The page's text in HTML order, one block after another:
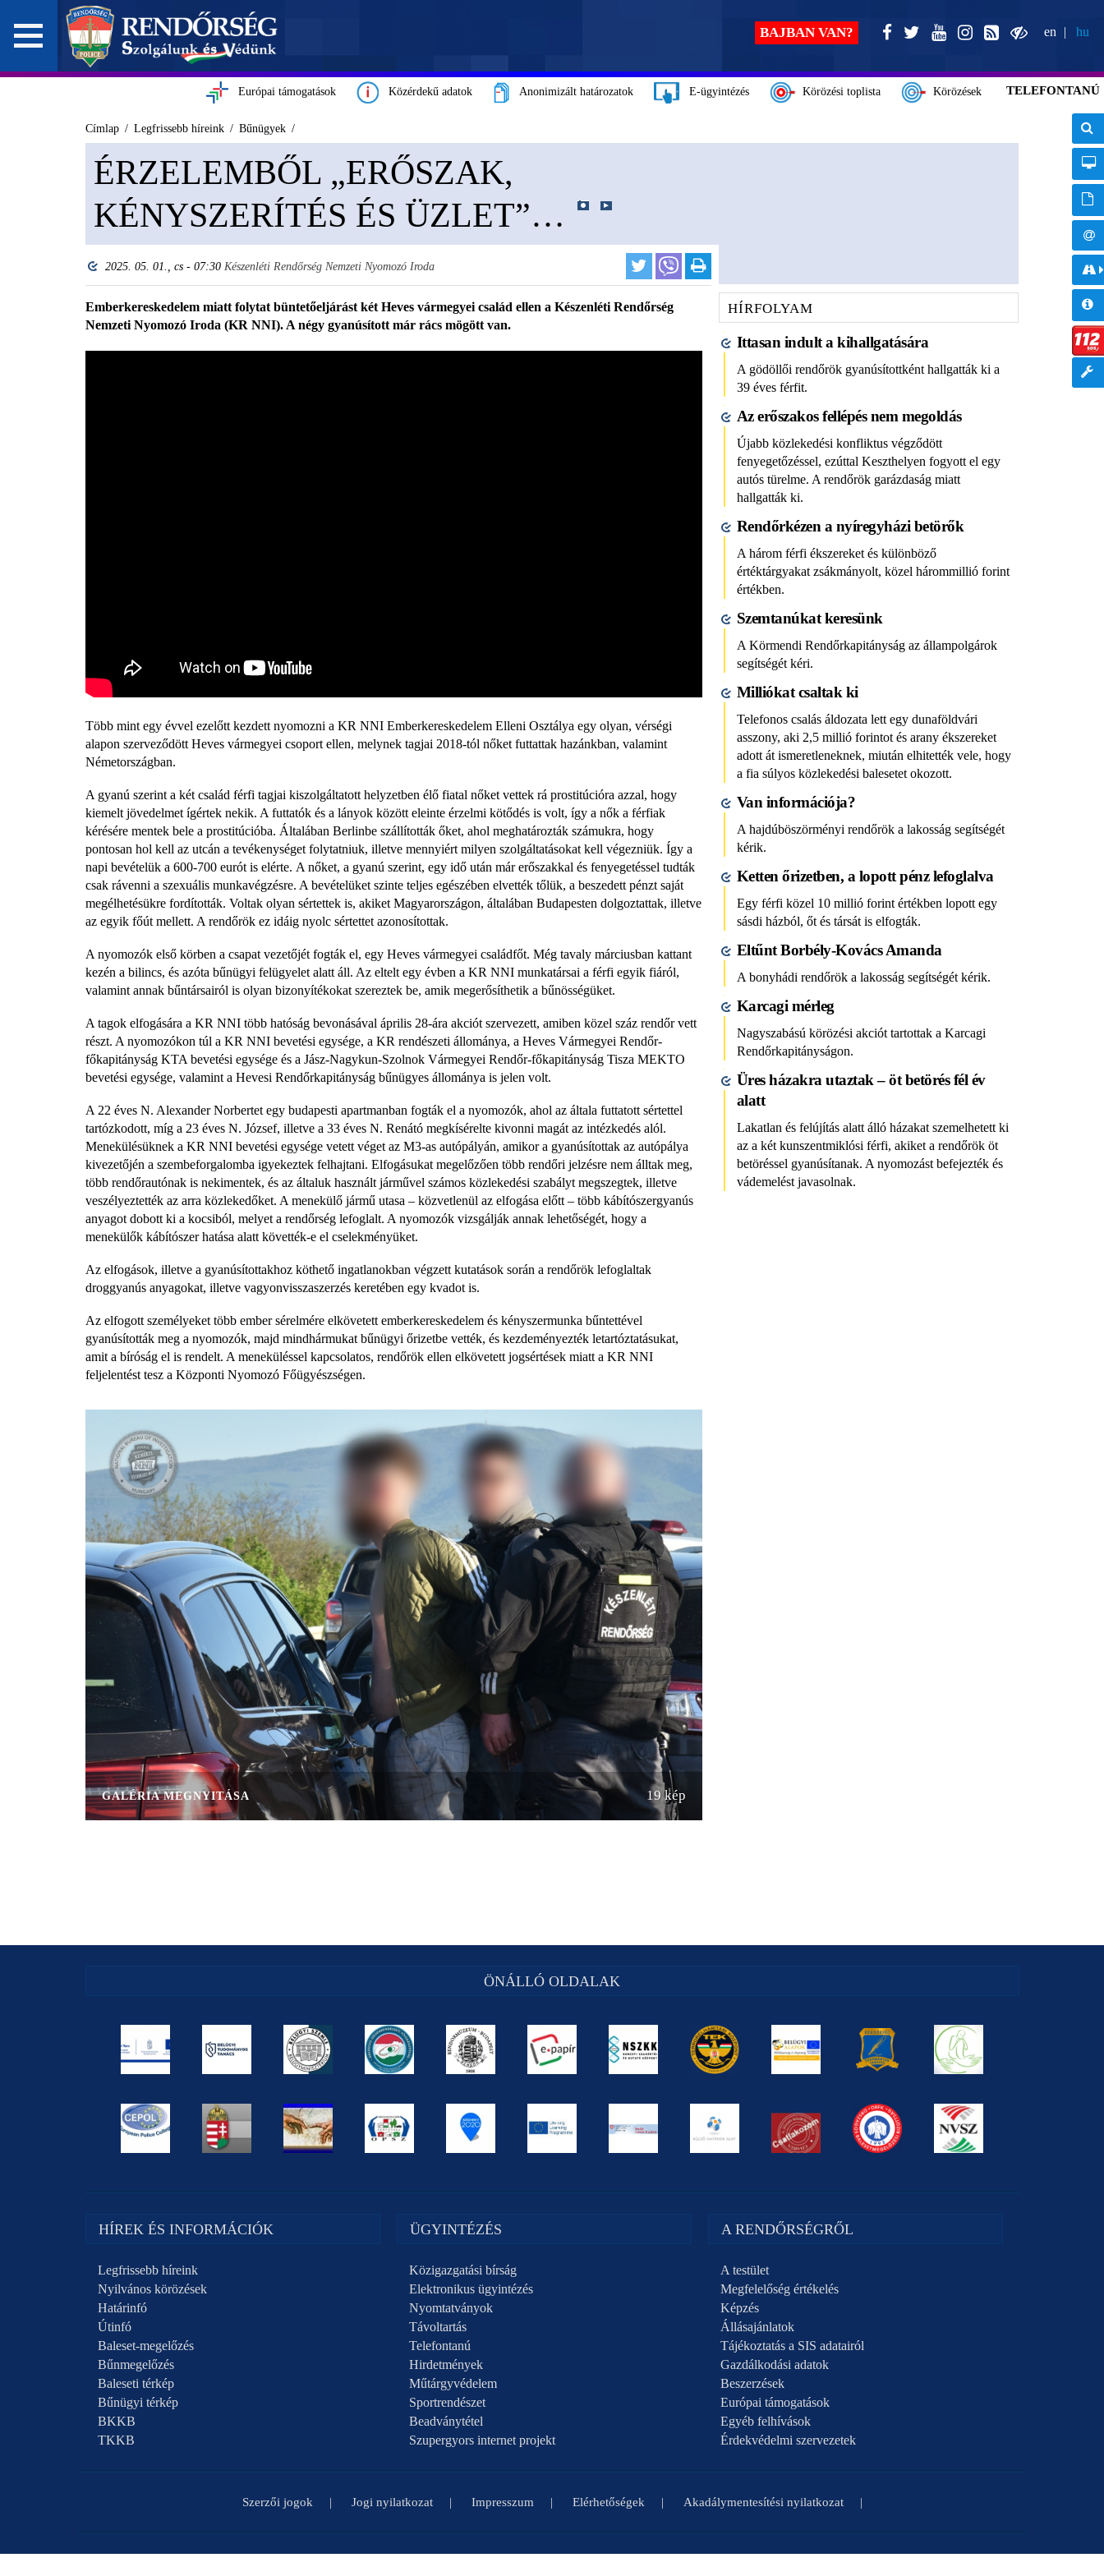
en hu
BAJBAN VAN?
Európai támogatások Közérdekű adatok Anonimizált határozatok E-ügyintézés Körözési toplista Körözések TELEFONTANÚ
Címlap Legfrissebb híreink Bűnügyek
ÉRZELEMBŐL „ERŐSZAK,
KÉNYSZERÍTÉS ÉS ÜZLET”…
2025. 05. 01., cs - 07:30 Készenléti Rendőrség Nemzeti Nyomozó Iroda
Emberkereskedelem miatt folytat büntetőeljárást két Heves vármegyei család ellen a Készenléti Rendőrség
Nemzeti Nyomozó Iroda (KR NNI). A négy gyanúsított már rács mögött van.
Több mint egy évvel ezelőtt kezdett nyomozni a KR NNI Emberkereskedelem Elleni Osztálya egy olyan, vérségi
alapon szerveződött Heves vármegyei csoport ellen, melynek tagjai 2018-tól nőket futtattak hazánkban, valamint
Németországban.
A gyanú szerint a két család férfi tagjai kiszolgáltatott helyzetben élő fiatal nőket vettek rá prostitúcióra azzal, hogy
kiemelt jövedelmet ígértek nekik. A futtatók és a lányok között eleinte érzelmi kötődés is volt, így a nők a férfiak
kérésére mentek bele a prostitúcióba. Általában Berlinbe szállították őket, ahol meghatározták számukra, hogy
pontosan hol kell az utcán a tevékenységet folytatniuk, illetve mennyiért milyen szolgáltatásokat kell végezniük. Így a
napi bevételük a 600-700 eurót is elérte. A nőket, a gyanú szerint, egy idő után már erőszakkal és fenyegetéssel tudták
csak rávenni a szexuális munkavégzésre. A bevételüket szinte teljes egészében elvették tőlük, a beszedett pénzt saját
megélhetésükre fordították. Voltak olyan sértettek is, akiket Magyarországon, általában Budapesten dolgoztattak, illetve
az egyik főút mellett. A rendőrök ez idáig nyolc sértettet azonosítottak.
A nyomozók első körben a csapat vezetőjét fogták el, egy Heves vármegyei családfőt. Még tavaly márciusban kattant
kezén a bilincs, és azóta bűnügyi felügyelet alatt áll. Az eltelt egy évben a KR NNI munkatársai a férfi egyik fiáról,
valamint annak bűntársairól is olyan bizonyítékokat szereztek be, amik megerősíthetik a bűnösségüket.
A tagok elfogására a KR NNI több hatóság bevonásával április 28-ára akciót szervezett, amiben közel száz rendőr vett
részt. A nyomozókon túl a KR NNI bevetési egysége, a KR rendészeti állománya, a Heves Vármegyei Rendőr-
főkapitányság KTA bevetési egysége és a Jász-Nagykun-Szolnok Vármegyei Rendőr-főkapitányság Tisza MEKTO
bevetési egysége, valamint a Hevesi Rendőrkapitányság bűnügyes állománya is jelen volt.
A 22 éves N. Alexander Norbertet egy budapesti apartmanban fogták el a nyomozók, ahol az általa futtatott sértettel
tartózkodott, míg a 23 éves N. József, illetve a 33 éves N. Renátó megkísérelte kivonni magát az intézkedés alól.
Menekülésüknek a KR NNI bevetési egysége vetett véget az M3-as autópályán, amikor a gyanúsítottak az autópálya
kivezetőjén a szembeforgalomba igyekeztek felhajtani. Elfogásukat megelőzően több rendőri jelzésre nem álltak meg,
több rendőrautónak is nekimentek, és az általuk használt járművel számos közlekedési szabályt megszegtek, illetve
veszélyeztették az arra közlekedőket. A menekülő jármű utasa – közvetlenül az elfogása előtt – több kábítószergyanús
anyagot dobott ki a kocsiból, melyet a rendőrség lefoglalt. A nyomozók vizsgálják annak lehetőségét, hogy a
menekülők kábítószer hatása alatt követték-e el cselekményüket.
Az elfogások, illetve a gyanúsítottakhoz köthető ingatlanokban végzett kutatások során a rendőrök lefoglaltak
droggyanús anyagokat, illetve vagyonvisszaszerzés keretében egy kvadot is.
Az elfogott személyeket több ember sérelmére elkövetett emberkereskedelem és kényszermunka bűntettével
gyanúsították meg a nyomozók, majd mindhármukat bűnügyi őrizetbe vették, és kezdeményezték letartóztatásukat,
amit a bíróság el is rendelt. A meneküléssel kapcsolatos, rendőrök ellen elkövetett jogsértések miatt a KR NNI
feljelentést tesz a Központi Nyomozó Főügyészségen.
19 kép
GALÉRIA MEGNYITÁSA
HÍRFOLYAM
Ittasan indult a kihallgatására
A gödöllői rendőrök gyanúsítottként hallgatták ki a
39 éves férfit.
Az erőszakos fellépés nem megoldás
Újabb közlekedési konfliktus végződött
fenyegetőzéssel, ezúttal Keszthelyen fogyott el egy
autós türelme. A rendőrök garázdaság miatt
hallgatták ki.
Rendőrkézen a nyíregyházi betörők
A három férfi ékszereket és különböző
értéktárgyakat zsákmányolt, közel hárommillió forint
értékben.
Szemtanúkat keresünk
A Körmendi Rendőrkapitányság az állampolgárok
segítségét kéri.
Milliókat csaltak ki
Telefonos csalás áldozata lett egy dunaföldvári
asszony, aki 2,5 millió forintot és arany ékszereket
adott át ismeretleneknek, miután elhitették vele, hogy
a fia súlyos közlekedési balesetet okozott.
Van információja?
A hajdúböszörményi rendőrök a lakosság segítségét
kérik.
Ketten őrizetben, a lopott pénz lefoglalva
Egy férfi közel 10 millió forint értékben lopott egy
sásdi házból, őt és társát is elfogták.
Eltűnt Borbély-Kovács Amanda
A bonyhádi rendőrök a lakosság segítségét kérik.
Karcagi mérleg
Nagyszabású körözési akciót tartottak a Karcagi
Rendőrkapitányságon.
Üres házakra utaztak – öt betörés fél év
alatt
Lakatlan és felújítás alatt álló házakat szemelhetett ki
az a két kunszentmiklósi férfi, akiket a rendőrök öt
betöréssel gyanúsítanak. A nyomozást befejezték és
vádemelést javasolnak.
ÖNÁLLÓ OLDALAK
HÍREK ÉS INFORMÁCIÓK
Legfrissebb híreink
Nyilvános körözések
Határinfó
Útinfó
Baleset-megelőzés
Bűnmegelőzés
Baleseti térkép
Bűnügyi térkép
BKKB
TKKB
ÜGYINTÉZÉS
Közigazgatási bírság
Elektronikus ügyintézés
Nyomtatványok
Távoltartás
Telefontanú
Hirdetmények
Műtárgyvédelem
Sportrendészet
Beadványtétel
Szupergyors internet projekt
A RENDŐRSÉGRŐL
A testület
Megfelelőség értékelés
Képzés
Állásajánlatok
Tájékoztatás a SIS adatairól
Gazdálkodási adatok
Beszerzések
Európai támogatások
Egyéb felhívások
Érdekvédelmi szervezetek
Szerzői jogok Jogi nyilatkozat Impresszum Elérhetőségek Akadálymentesítési nyilatkozat